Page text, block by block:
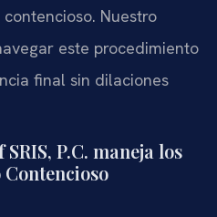
Nuestro
este procedimiento
final sin dilaciones
P.C. maneja los